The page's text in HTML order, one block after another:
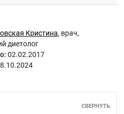
Кристина, врач,
диетолог
02.02.2017
СВЕРНУТЬ